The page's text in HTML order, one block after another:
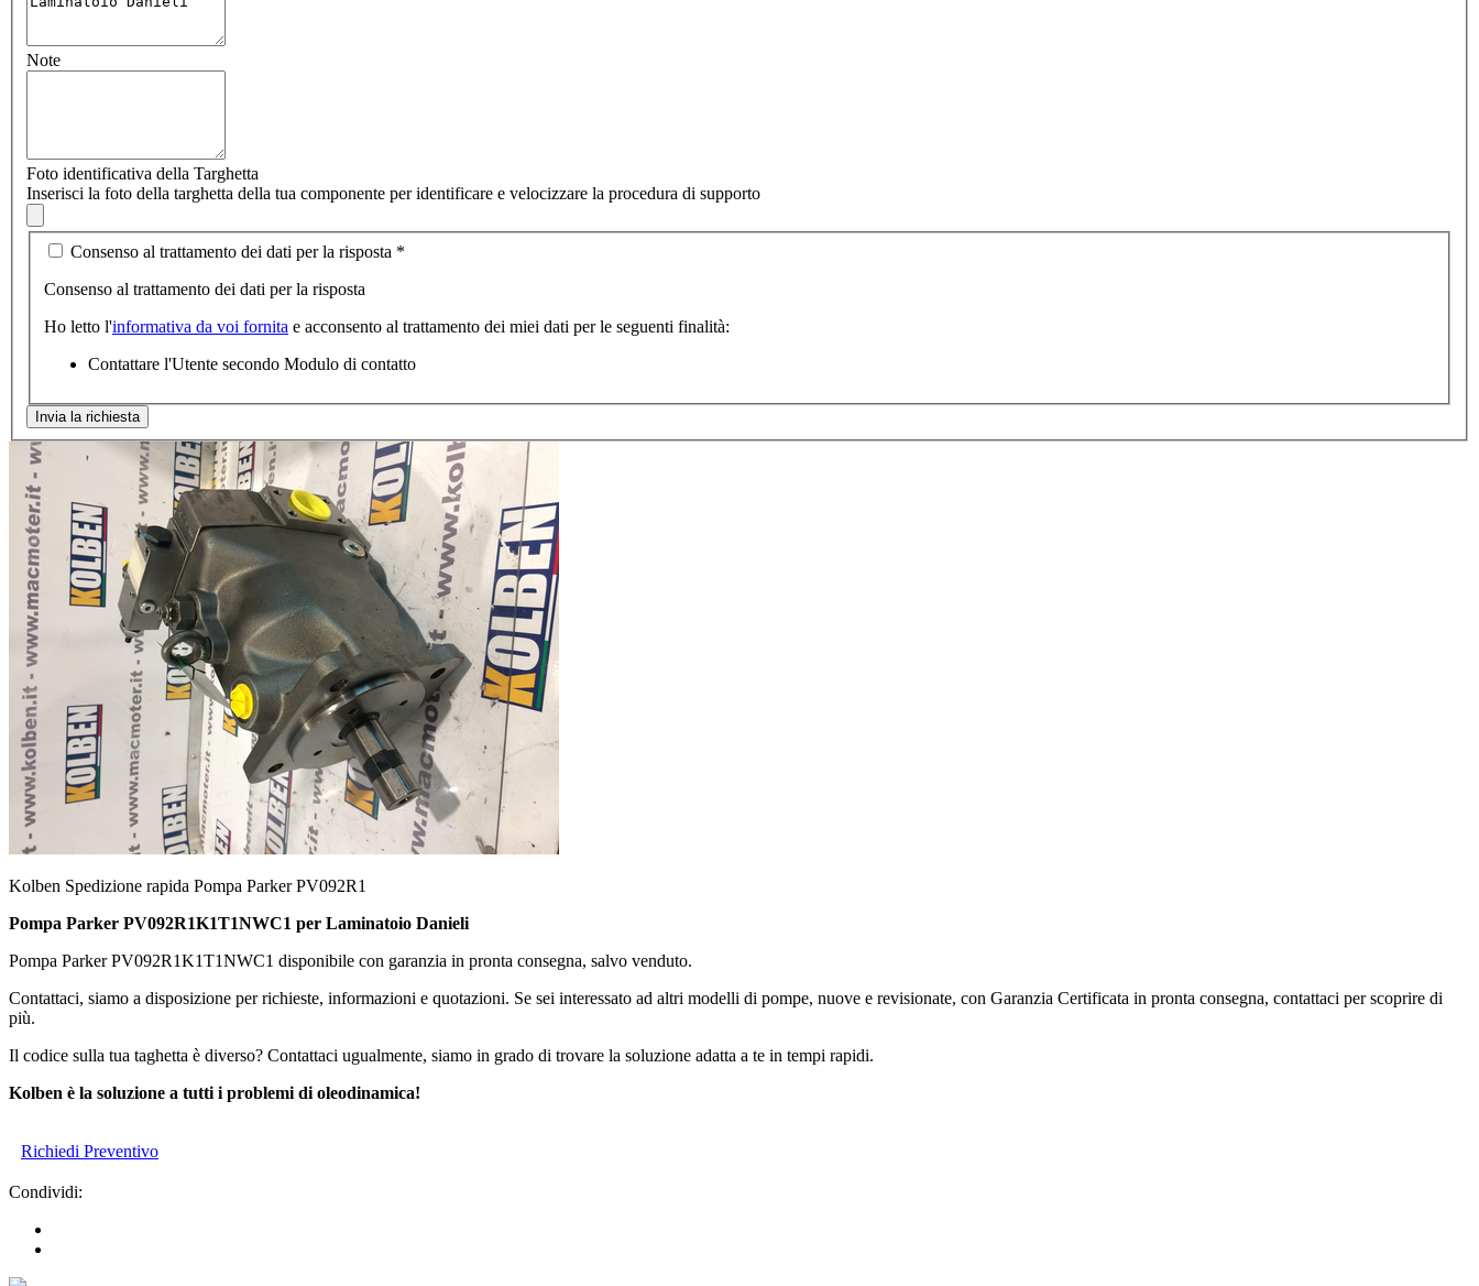
Note
Foto identificativa della Targhetta
Inserisci la foto della targhetta della tua componente per identificare e velocizzare la procedura di supporto
Consenso al trattamento dei dati per la risposta *
Consenso al trattamento dei dati per la risposta
Ho letto l'informativa da voi fornita e acconsento al trattamento dei miei dati per le seguenti finalità:
Contattare l'Utente secondo Modulo di contatto
Kolben Spedizione rapida Pompa Parker PV092R1
Pompa Parker PV092R1K1T1NWC1 per Laminatoio Danieli
Pompa Parker PV092R1K1T1NWC1 disponibile con garanzia in pronta consegna, salvo venduto.
Contattaci, siamo a disposizione per richieste, informazioni e quotazioni. Se sei interessato ad altri modelli di pompe, nuove e revisionate, con Garanzia Certificata in pronta consegna, contattaci per scoprire di
più.
Il codice sulla tua taghetta è diverso? Contattaci ugualmente, siamo in grado di trovare la soluzione adatta a te in tempi rapidi.
Kolben è la soluzione a tutti i problemi di oleodinamica!
Richiedi Preventivo
Condividi: